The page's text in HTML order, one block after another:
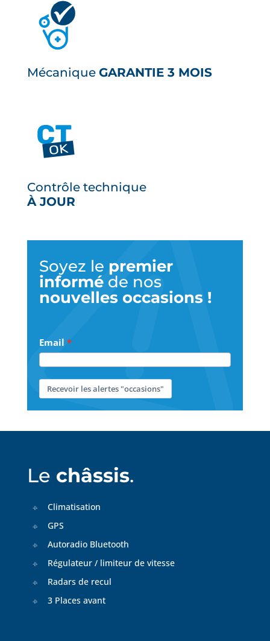
Mécanique GARANTIE 3 MOIS
Contrôle technique
À JOUR
Soyez le premier
informéde nos
nouvelles occasions !
Email
Recevoir les alertes "occasions"
Le châssis.
Climatisation
GPS
Autoradio Bluetooth
Régulateur / limiteur de vitesse
Radars de recul
3 Places avant